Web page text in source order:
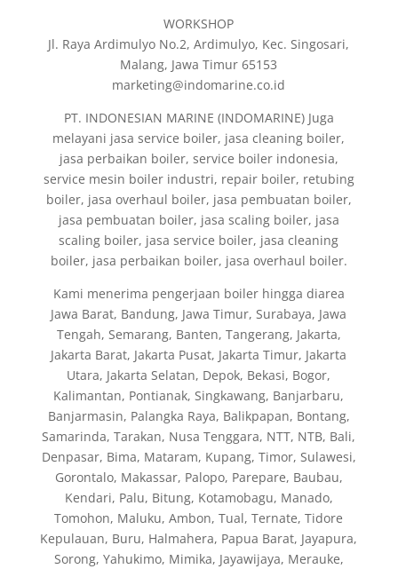
WORKSHOP
Jl. Raya Ardimulyo No.2, Ardimulyo, Kec. Singosari,
Malang, Jawa Timur 65153
marketing@indomarine.co.id
PT. INDONESIAN MARINE (INDOMARINE) Juga
melayani jasa service boiler, jasa cleaning boiler,
jasa perbaikan boiler, service boiler indonesia,
service mesin boiler industri, repair boiler, retubing
boiler, jasa overhaul boiler, jasa pembuatan boiler,
jasa pembuatan boiler, jasa scaling boiler, jasa
scaling boiler, jasa service boiler, jasa cleaning
boiler, jasa perbaikan boiler, jasa overhaul boiler.
Kami menerima pengerjaan boiler hingga diarea
Jawa Barat, Bandung, Jawa Timur, Surabaya, Jawa
Tengah, Semarang, Banten, Tangerang, Jakarta,
Jakarta Barat, Jakarta Pusat, Jakarta Timur, Jakarta
Utara, Jakarta Selatan, Depok, Bekasi, Bogor,
Kalimantan, Pontianak, Singkawang, Banjarbaru,
Banjarmasin, Palangka Raya, Balikpapan, Bontang,
Samarinda, Tarakan, Nusa Tenggara, NTT, NTB, Bali,
Denpasar, Bima, Mataram, Kupang, Timor, Sulawesi,
Gorontalo, Makassar, Palopo, Parepare, Baubau,
Kendari, Palu, Bitung, Kotamobagu, Manado,
Tomohon, Maluku, Ambon, Tual, Ternate, Tidore
Kepulauan, Buru, Halmahera, Papua Barat, Jayapura,
Sorong, Yahukimo, Mimika, Jayawijaya, Merauke,